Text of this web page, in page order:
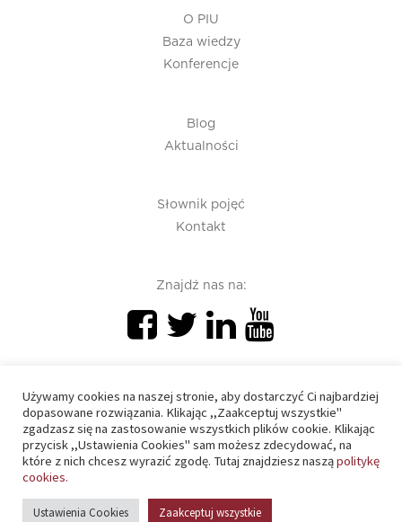
O PIU
Baza wiedzy
Konferencje
Blog
Aktualności
Słownik pojęć
Kontakt
Znajdź nas na:
PIU 2020 © All right reserved
Używamy cookies na naszej stronie, aby dostarczyć Ci najbardziej
dopasowane rozwiązania. Klikając ,,Zaakceptuj wszystkie"
zgadzasz się na zastosowanie wszystkich plików cookie. Klikając
przycisk ,,Ustawienia Cookies" sam możesz zdecydować, na
które z nich chcesz wyrazić zgodę. Tutaj znajdziesz nasząpolitykę
cookies.
Ustawienia Cookies Zaakceptuj wszystkie